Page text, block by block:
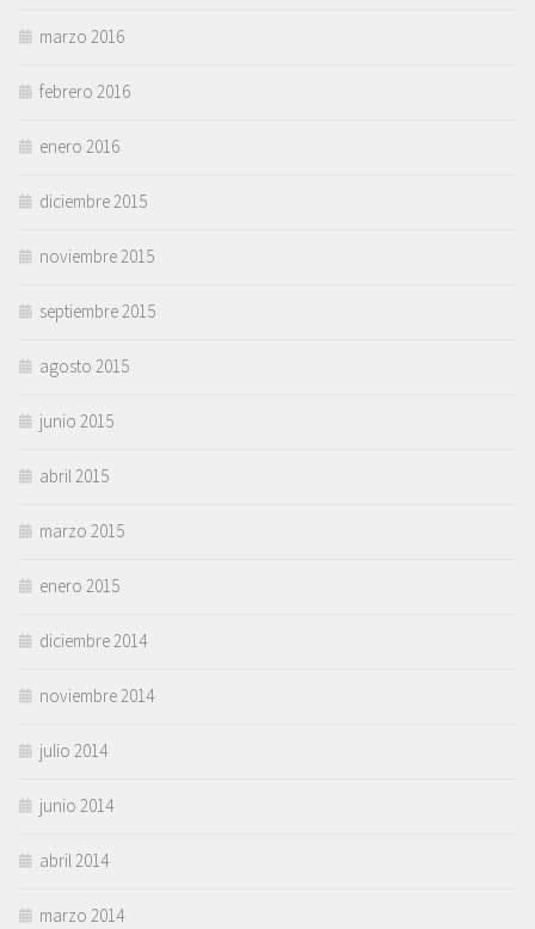
marzo 2016
febrero 2016
enero 2016
diciembre 2015
noviembre 2015
septiembre 2015
agosto 2015
junio 2015
abril 2015
marzo 2015
enero 2015
diciembre 2014
noviembre 2014
julio 2014
junio 2014
abril 2014
marzo 2014